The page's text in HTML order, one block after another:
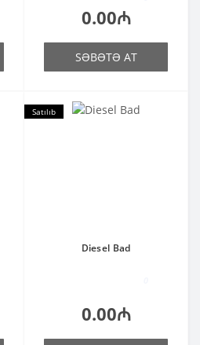
0.00₼
SƏBƏTƏ AT
Satılıb
Diesel Bad
0.00₼